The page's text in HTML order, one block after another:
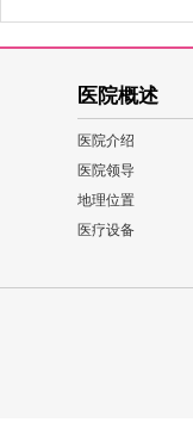
医院概述
医院介绍
医院领导
地理位置
医疗设备